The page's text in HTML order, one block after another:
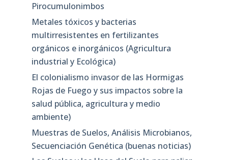
Pirocumulonimbos
Metales tóxicos y bacterias
multirresistentes en fertilizantes
orgánicos e inorgánicos (Agricultura
industrial y Ecológica)
El colonialismo invasor de las Hormigas
Rojas de Fuego y sus impactos sobre la
salud pública, agricultura y medio
ambiente)
Muestras de Suelos, Análisis Microbianos,
Secuenciación Genética (buenas noticias)